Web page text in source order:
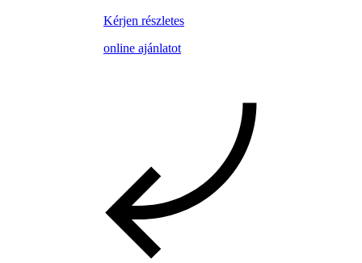
Kérjen részletes
online ajánlatot